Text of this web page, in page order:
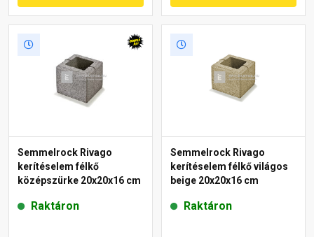
Semmelrock Rivago
kerítéselem félkő
középszürke 20x20x16 cm
Raktáron
Semmelrock Rivago
kerítéselem félkő világos
beige 20x20x16 cm
Raktáron